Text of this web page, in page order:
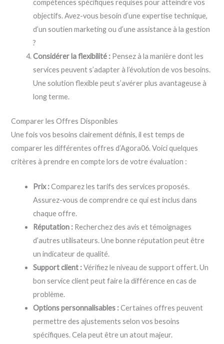
compétences spécifiques requises pour atteindre vos
objectifs. Avez-vous besoin d’une expertise technique,
d’un soutien marketing ou d’une assistance à la gestion
?
Considérer la flexibilité : Pensez à la manière dont les
services peuvent s’adapter à l’évolution de vos besoins.
Une solution flexible peut s’avérer plus avantageuse à
long terme.
Comparer les Offres Disponibles
Une fois vos besoins clairement définis, il est temps de
comparer les différentes offres d’Agora06. Voici quelques
critères à prendre en compte lors de votre évaluation :
Prix :Comparez les tarifs des services proposés.
Assurez-vous de comprendre ce qui est inclus dans
chaque offre.
Réputation : Recherchez des avis et témoignages
d’autres utilisateurs. Une bonne réputation peut être
un indicateur de qualité.
Support client :Vérifiez le niveau de support offert. Un
bon service client peut faire la différence en cas de
problème.
Options personnalisables :Certaines offres peuvent
permettre des ajustements selon vos besoins
spécifiques. Cela peut être un atout majeur.